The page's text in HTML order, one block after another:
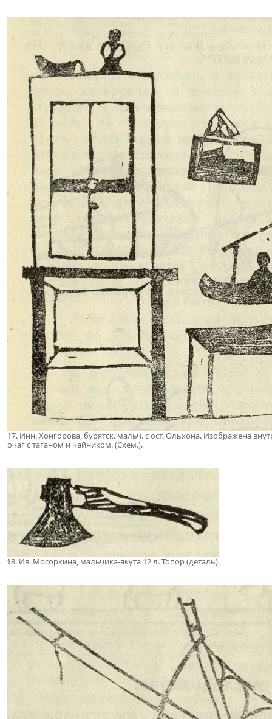
17. Инн. Хонгорова, бурятск. мальч. с ост. Ольхона. Изображена
очаг с таганом и чайником. (Схем.).
18. Ив. Мосоркина, мальчика-якута 12 л. Топор (деталь).